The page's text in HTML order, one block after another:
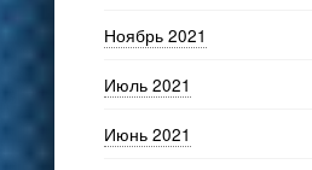
Ноябрь 2021
Июль 2021
Июнь 2021